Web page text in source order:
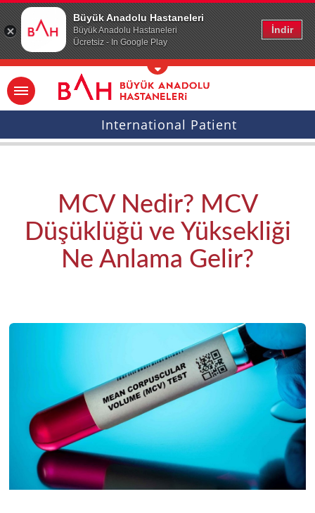
Büyük Anadolu Hastaneleri
Büyük Anadolu Hastaneleri
Ücretsiz - In Google Play
İndir
Ana icerige atla
International Patient
MCV Nedir? MCV
Düşüklüğü ve Yüksekliği
Ne Anlama Gelir?
2023